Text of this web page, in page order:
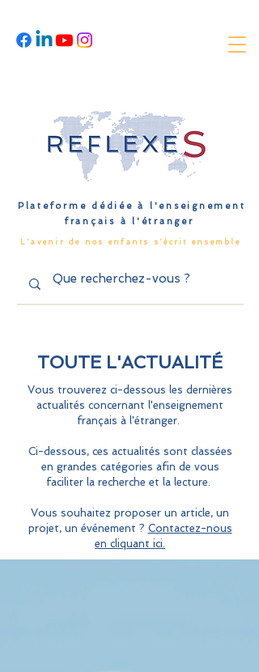
Plateforme dédiée à l'enseignement
français à l'étranger
L'avenir de nos enfants s'écrit ensemble
TOUTE L'ACTUALITÉ
Vous trouverez ci-dessous les dernières
actualités concernant l'enseignement
français à l'étranger.
Ci-dessous, ces actualités sont classées
en grandes catégories afin de vous
faciliter la recherche et la lecture.
Vous souhaitez proposer un article, un
projet, un événement ? Contactez-nous
en cliquant ici.